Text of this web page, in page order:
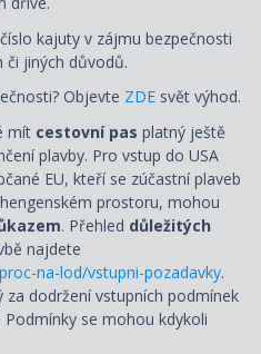
kajuty v zájmu bezpečnosti
či jiných důvodů.
Objevte ZDE svět výhod.
mít cestovní pas platný ještě
plavby. Pro vstup do USA
EU, kteří se zúčastní plaveb
prostoru, mohou
. Přehled důležitých
najdete
na-lod/vstupni-pozadavky.
dodržení vstupních podmínek
se mohou kdykoli